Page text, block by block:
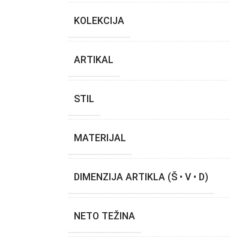
KOLEKCIJA
ARTIKAL
STIL
MATERIJAL
DIMENZIJA ARTIKLA (Š • V • D)
NETO TEŽINA